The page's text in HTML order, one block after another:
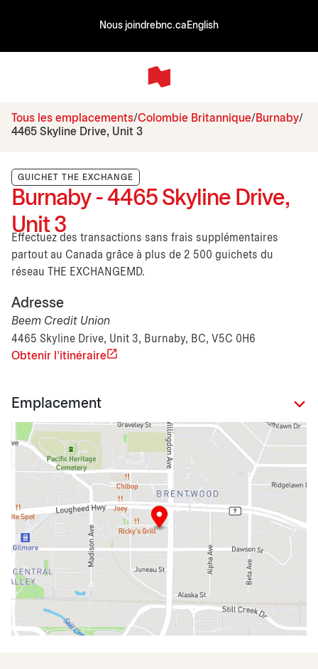
Nous joindrebnc.ca English
Tous les emplacements Colombie Britannique Burnaby
4465 Skyline Drive, Unit 3
GUICHET THE EXCHANGE
Burnaby - 4465 Skyline Drive,
Unit 3
Effectuez des transactions sans frais supplémentaires
partout au Canada grâce à plus de 2 500 guichets du
réseau THE EXCHANGEMD.
Adresse
Beem Credit Union
4465 Skyline Drive, Unit 3, Burnaby, BC, V5C 0H6
Obtenir l'itinéraire
Emplacement